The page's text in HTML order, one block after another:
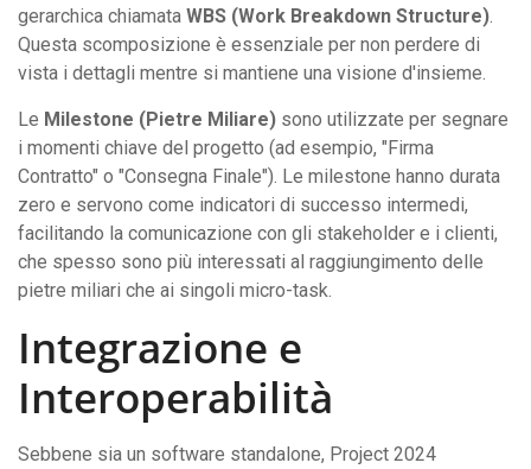
gerarchica chiamata WBS (Work Breakdown Structure).
Questa scomposizione è essenziale per non perdere di
vista i dettagli mentre si mantiene una visione d'insieme.
Le Milestone (Pietre Miliare) sono utilizzate per segnare
i momenti chiave del progetto (ad esempio, "Firma
Contratto" o "Consegna Finale"). Le milestone hanno durata
zero e servono come indicatori di successo intermedi,
facilitando la comunicazione con gli stakeholder e i clienti,
che spesso sono più interessati al raggiungimento delle
pietre miliari che ai singoli micro-task.
Integrazione e
Interoperabilità
Sebbene sia un software standalone, Project 2024